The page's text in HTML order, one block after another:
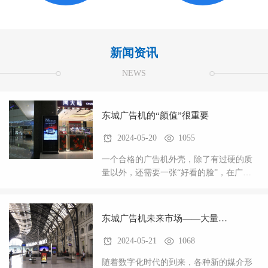
新闻资讯
NEWS
东城广告机的“颜值”很重要
2024-05-20 1055
一个合格的广告机外壳，除了有过硬的质
量以外，还需要一张“好看的脸”，在广告
挑剔问题。好的
东城广告机未来市场——大量需
求好的外壳
2024-05-21 1068
随着数字化时代的到来，各种新的媒介形